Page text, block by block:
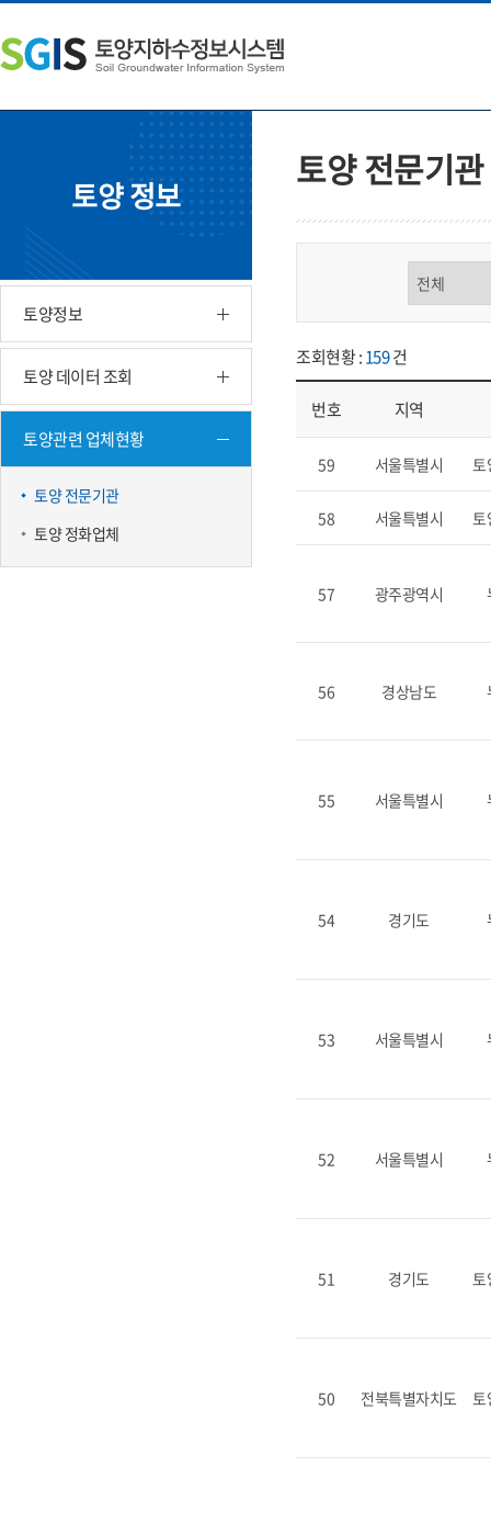
문
내
용
쪽
메
뉴
단
주
소
토양 정보
토양정보
토양 데이터 조회
토양관련 업체현황
토양 전문기관
토양 정화업체
토양 전문기관
조회현황 :159건
번호 지역
59 서울특별시 토
58 서울특별시 토
57 광주광역시
56 경상남도
55 서울특별시
54 경기도
53 서울특별시
52 서울특별시
51 경기도 토
50 전북특별자치도 토